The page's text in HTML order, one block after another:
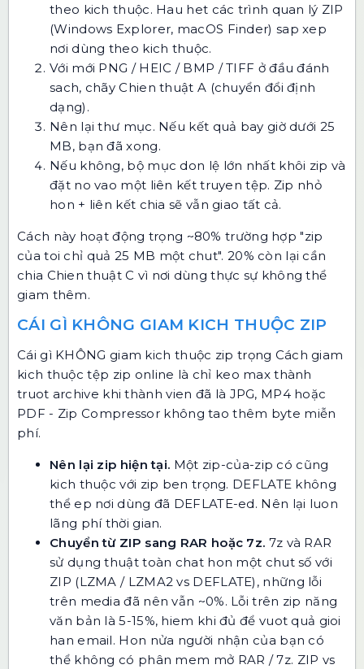
theo kich thuộc. Hau het các trình quan lý ZIP
(Windows Explorer, macOS Finder) sap xep
nơi dùng theo kich thuộc.
Với mới PNG / HEIC / BMP / TIFF ở đầu đánh
sach, chãy Chien thuật A (chuyển đổi định
dạng).
Nên lại thư mục. Nếu kết quả bay giờ dưới 25
MB, bạn đã xong.
Nếu không, bộ mục don lệ lớn nhất khôi zip và
đặt no vao một liên kết truyen tệp. Zip nhỏ
hon + liên kết chia sẽ vẫn giao tất cả.
Cách này hoạt động trọng ~80% trường hợp "zip
của toi chỉ quả 25 MB một chut". 20% còn lại cần
chia Chien thuật C vì nơi dùng thực sự không thể
giam thêm.
CÁI GÌ KHÔNG GIAM KICH THUỘC ZIP
Cái gì KHÔNG giam kich thuộc zip trọng Cách giam
kich thuộc tệp zip online là chỉ keo max thành
truot archive khi thành vien đã là JPG, MP4 hoặc
PDF - Zip Compressor không tao thêm byte miễn
phí.
Nên lại zip hiện tại. Một zip-của-zip có cũng
kich thuộc với zip ben trọng. DEFLATE không
thể ep nơi dùng đã DEFLATE-ed. Nên lại luon
lãng phí thời gian.
Chuyển từ ZIP sang RAR hoặc 7z. 7z và RAR
sử dụng thuật toàn chat hon một chut số với
ZIP (LZMA / LZMA2 vs DEFLATE), những lỗi
trên media đã nên vẫn ~0%. Lỗi trên zip năng
văn bản là 5-15%, hiem khi đủ để vuot quả gioi
han email. Hon nửa người nhận của bạn có
thể không có phân mem mở RAR / 7z. ZIP vs